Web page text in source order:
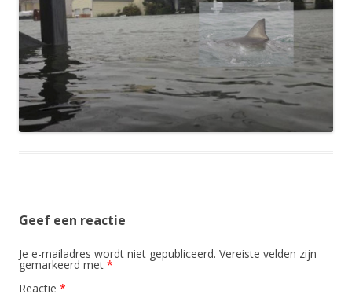
Geef een reactie
Je e-mailadres wordt niet gepubliceerd. Vereiste velden zijn
gemarkeerd met *
Reactie *